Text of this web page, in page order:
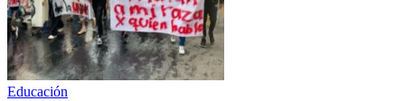
Educación